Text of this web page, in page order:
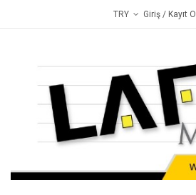
TRY Giriş / Kayıt Ol